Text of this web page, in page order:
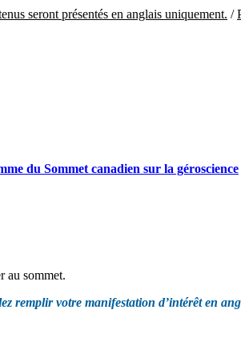
seront présentés en anglais uniquement. /
du Sommet canadien sur la géroscience
au sommet.
remplir votre manifestation d’intérêt en